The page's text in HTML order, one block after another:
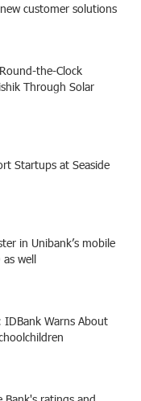
customer solutions
the-Clock
Through Solar
Startups at Seaside
in Unibank’s mobile
well
IDBank Warns About